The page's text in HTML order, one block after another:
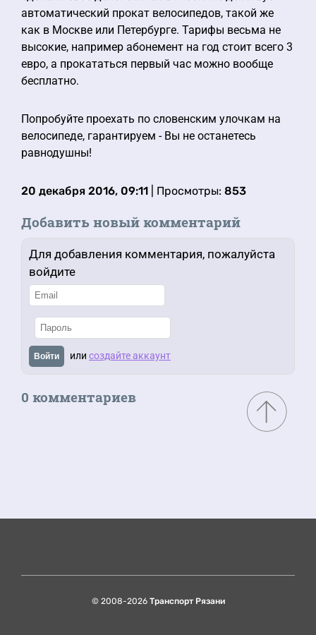
автоматический прокат велосипедов, такой же
как в Москве или Петербурге. Тарифы весьма не
высокие, например абонемент на год стоит всего 3
евро, а прокататься первый час можно вообще
бесплатно.
Попробуйте проехать по словенским улочкам на
велосипеде, гарантируем - Вы не останетесь
равнодушны!
20 декабря 2016, 09:11 | Просмотры: 853
Добавить новый комментарий
Для добавления комментария, пожалуйста
войдите
Войти или создайте аккаунт
0 комментариев
© 2008-2026 Транспорт Рязани